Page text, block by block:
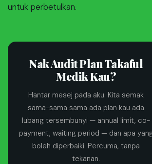
untuk perbetulkan.
Nak Audit Plan Takaful
Medik Kau?
Hantar mesej pada aku. Kita semak
sama-sama sama ada plan kau ada
lubang tersembunyi — annual limit, co-
payment, waiting period — dan apa
boleh diperbaiki. Percuma, tanpa
tekanan.